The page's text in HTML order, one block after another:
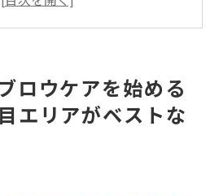
イブロウ施術の人気が高い理
ロウケアを始める
エリアがベストな